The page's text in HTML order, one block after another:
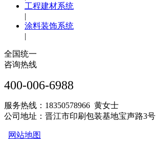
工程建材系统
|
涂料装饰系统
|
全国统一
咨询热线
400-006-6988
服务热线：18350578966 黄女士
公司地址：晋江市印刷包装基地宝声路3号
网站地图